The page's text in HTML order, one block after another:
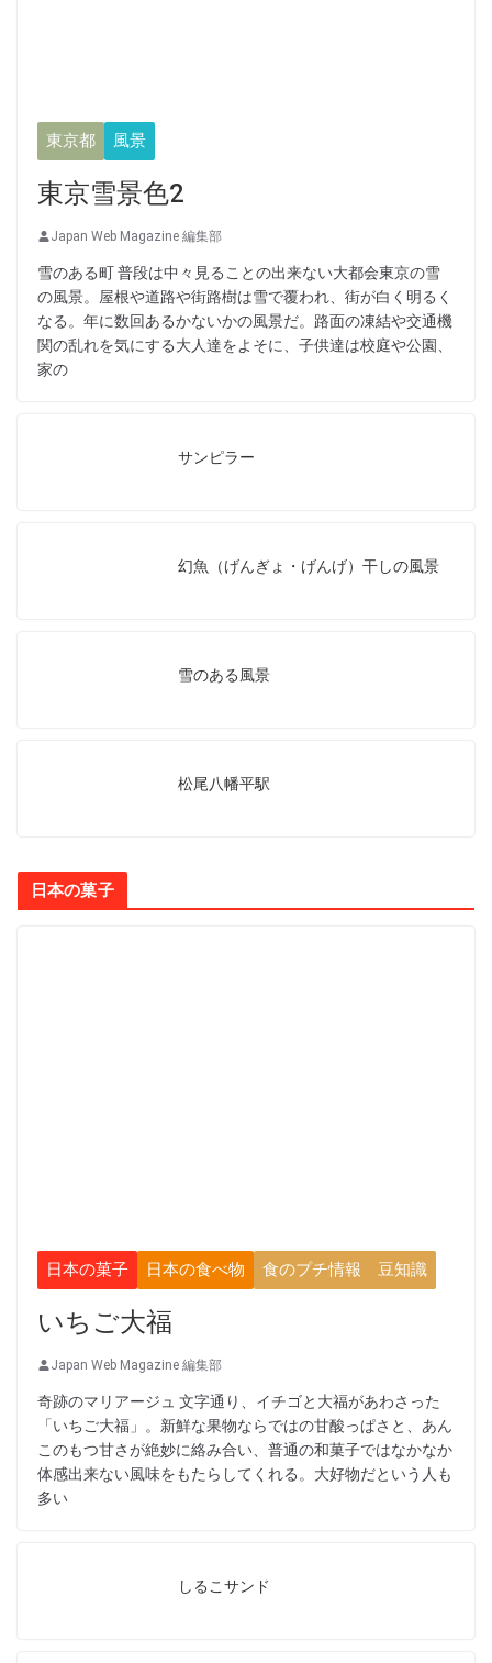
東京都 風景
東京雪景色2
Japan Web Magazine 編集部
雪のある町 普段は中々見ることの出来ない大都会東京の雪
の風景。屋根や道路や街路樹は雪で覆われ、街が白く明るく
なる。年に数回あるかないかの風景だ。路面の凍結や交通機
関の乱れを気にする大人達をよそに、子供達は校庭や公園、
家の
サンピラー
幻魚（げんぎょ・げんげ）干しの風景
雪のある風景
松尾八幡平駅
日本の菓子
日本の菓子 日本の食べ物 食のプチ情報 豆知識
いちご大福
Japan Web Magazine 編集部
奇跡のマリアージュ 文字通り、イチゴと大福があわさった
「いちご大福」。新鮮な果物ならではの甘酸っぱさと、あん
このもつ甘さが絶妙に絡み合い、普通の和菓子ではなかなか
体感出来ない風味をもたらしてくれる。大好物だという人も
多い
しるこサンド